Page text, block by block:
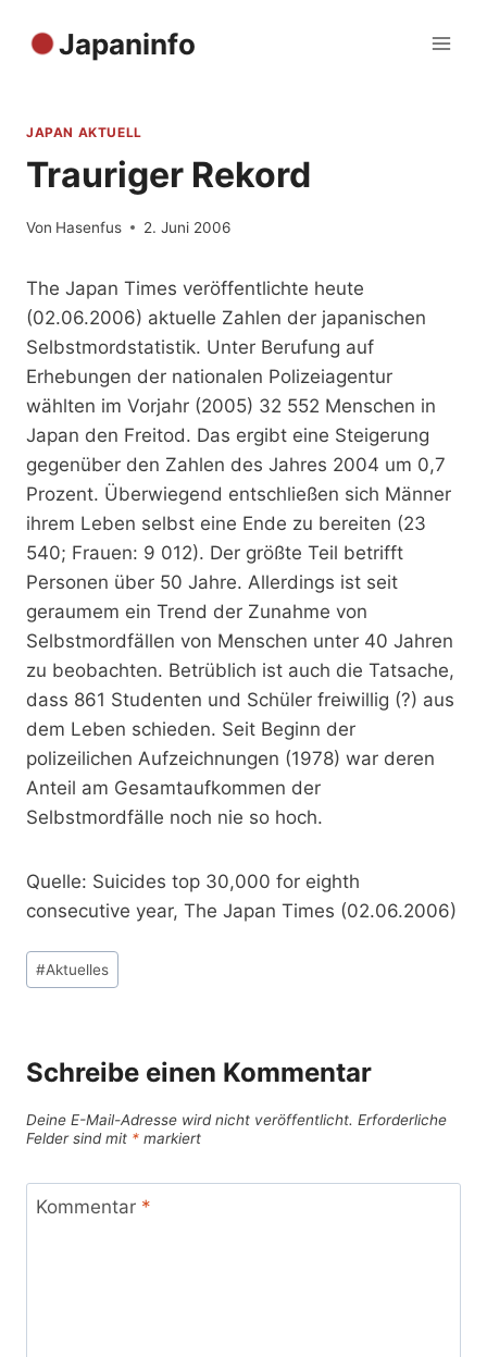
Inhalt
Japaninfo
JAPAN AKTUELL
Trauriger Rekord
Von Hasenfus 2. Juni 2006
The Japan Times veröffentlichte heute
(02.06.2006) aktuelle Zahlen der japanischen
Selbstmordstatistik. Unter Berufung auf
Erhebungen der nationalen Polizeiagentur
wählten im Vorjahr (2005) 32 552 Menschen in
Japan den Freitod. Das ergibt eine Steigerung
gegenüber den Zahlen des Jahres 2004 um 0,7
Prozent. Überwiegend entschließen sich Männer
ihrem Leben selbst eine Ende zu bereiten (23
540; Frauen: 9 012). Der größte Teil betrifft
Personen über 50 Jahre. Allerdings ist seit
geraumem ein Trend der Zunahme von
Selbstmordfällen von Menschen unter 40 Jahren
zu beobachten. Betrüblich ist auch die Tatsache,
dass 861 Studenten und Schüler freiwillig (?) aus
dem Leben schieden. Seit Beginn der
polizeilichen Aufzeichnungen (1978) war deren
Anteil am Gesamtaufkommen der
Selbstmordfälle noch nie so hoch.
Quelle: Suicides top 30,000 for eighth
consecutive year, The Japan Times (02.06.2006)
Schlagworte:
#Aktuelles
Schreibe einen Kommentar
Deine E-Mail-Adresse wird nicht veröffentlicht. Erforderliche
Felder sind mit * markiert
Kommentar *